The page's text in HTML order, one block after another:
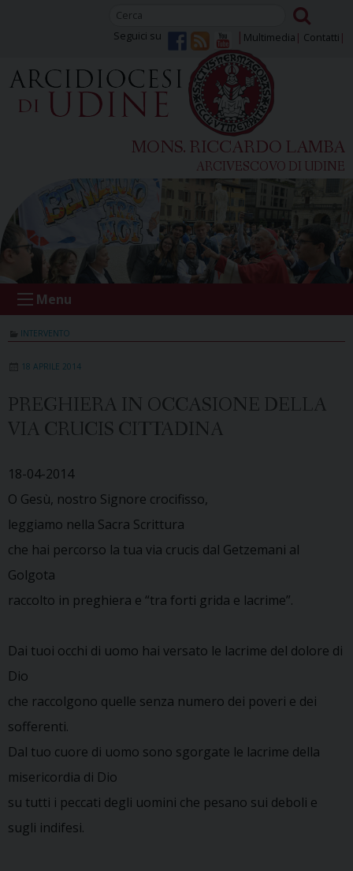
Multimedia Contatti
Seguici su
MONS. RICCARDO LAMBA
ARCIVESCOVO DI UDINE
Menu
INTERVENTO
18 APRILE 2014
PREGHIERA IN OCCASIONE DELLA
VIA CRUCIS CITTADINA
18-04-2014
O Gesù, nostro Signore crocifisso,
leggiamo nella Sacra Scrittura
che hai percorso la tua via crucis dal Getzemani al
Golgota
raccolto in preghiera e “tra forti grida e lacrime”.
Dai tuoi occhi di uomo hai versato le lacrime del dolore di
Dio
che raccolgono quelle senza numero dei poveri e dei
sofferenti.
Dal tuo cuore di uomo sono sgorgate le lacrime della
misericordia di Dio
su tutti i peccati degli uomini che pesano sui deboli e
sugli indifesi.